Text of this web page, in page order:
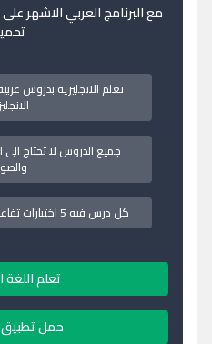
تعلم الانجليزية بدروس
جميع الدروس لا تحتاج
كل درس فيه 5 اختبارات تفاعلية لتحسين النطق الصحيح
تعلم اللغة
حمل تطبيق